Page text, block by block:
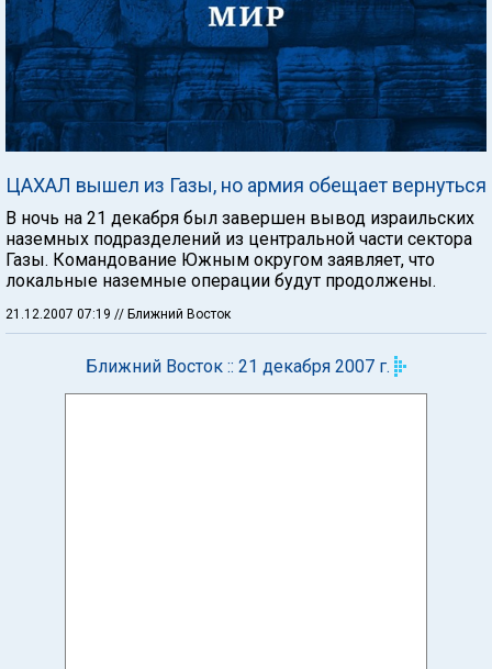
ЦАХАЛ вышел из Газы, но армия обещает вернуться
В ночь на 21 декабря был завершен вывод израильских
наземных подразделений из центральной части сектора
Газы. Командование Южным округом заявляет, что
локальные наземные операции будут продолжены.
21.12.2007 07:19 // Ближний Восток
Ближний Восток :: 21 декабря 2007 г.